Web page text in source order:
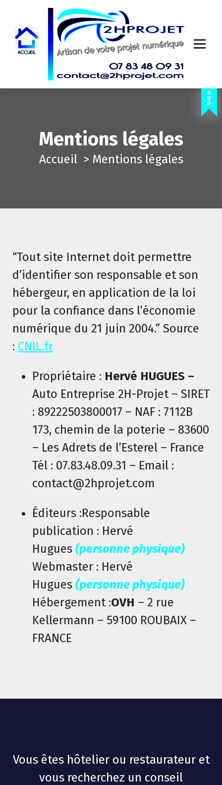
e
Mentions légales
Accueil> Mentions légales
“Tout site Internet doit permettre
d’identifier son responsable et son
hébergeur, en application de la loi
pour la confiance dans l’économie
numérique du 21 juin 2004.” Source
: CNIL.fr
Propriétaire : Hervé HUGUES –
Auto Entreprise 2H-Projet – SIRET
: 89222503800017 – NAF : 7112B
173, chemin de la poterie – 83600
– Les Adrets de l’Esterel – France
Tél : 07.83.48.09.31 – Email :
contact@2hprojet.com
Éditeurs :Responsable
publication : Hervé
Hugues (personne physique)
Webmaster : Hervé
Hugues (personne physique)
Hébergement :OVH – 2 rue
Kellermann – 59100 ROUBAIX –
FRANCE
Vous êtes hôtelier ou restaurateur et
vous recherchez un conseil